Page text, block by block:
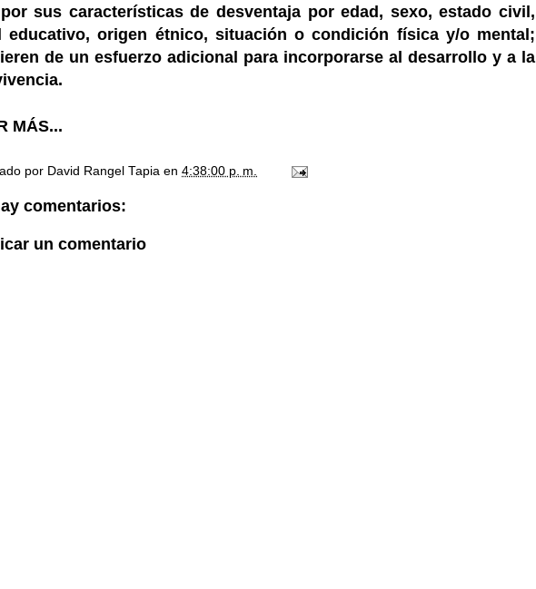
sus características de desventaja por edad, sexo, estado civil,
educativo, origen étnico, situación o condición física y/o mental;
de un esfuerzo adicional para incorporarse al desarrollo y a la
MÁS...
por David Rangel Tapia en 4:38:00 p. m.
comentarios:
un comentario